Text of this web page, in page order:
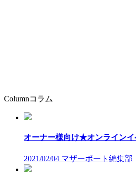
Columnコラム
オーナー様向け★オンライン
2021/02/04 マザーポート編集部